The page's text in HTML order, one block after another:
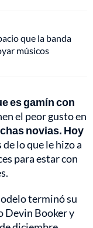
que la banda
músicos
es gamín con
el peor gusto en
novias. Hoy
lo que le hizo a
para estar con
terminó su
Devin Booker y